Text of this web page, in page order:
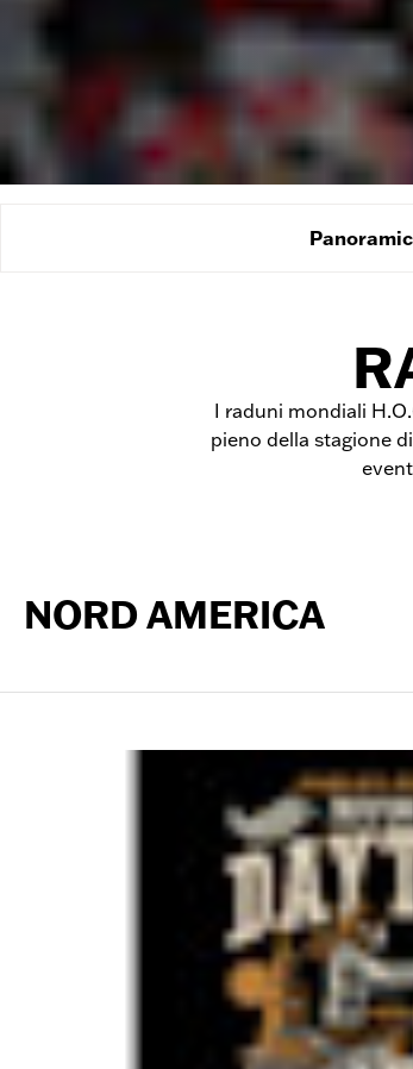
I raduni mondiali
pieno della stagione
NORD AMERICA